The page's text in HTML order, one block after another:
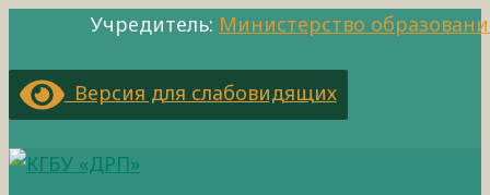
Учредитель: Министерство
Версия для слабовидящих